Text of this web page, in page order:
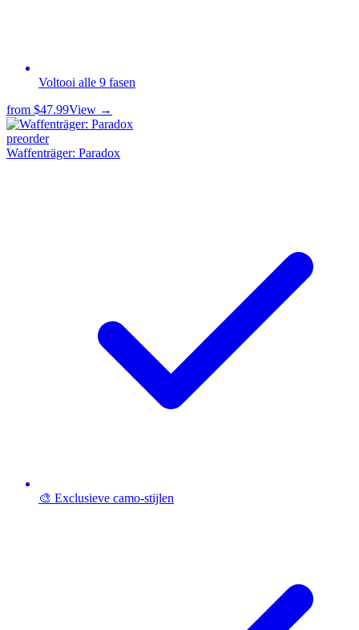
Voltooi alle 9 fasen
from $47.99View →
preorder
Waffenträger: Paradox
🎨 Exclusieve camo-stijlen